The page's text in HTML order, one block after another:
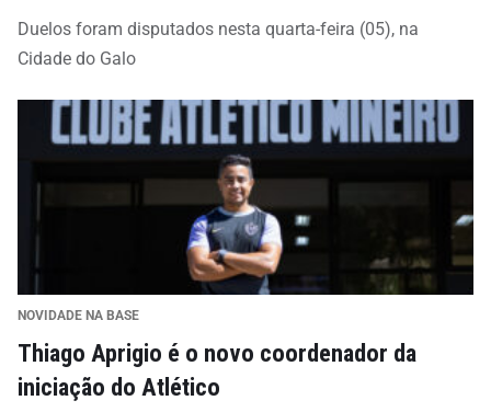
Duelos foram disputados nesta quarta-feira (05), na
Cidade do Galo
NOVIDADE NA BASE
Thiago Aprigio é o novo coordenador da
iniciação do Atlético